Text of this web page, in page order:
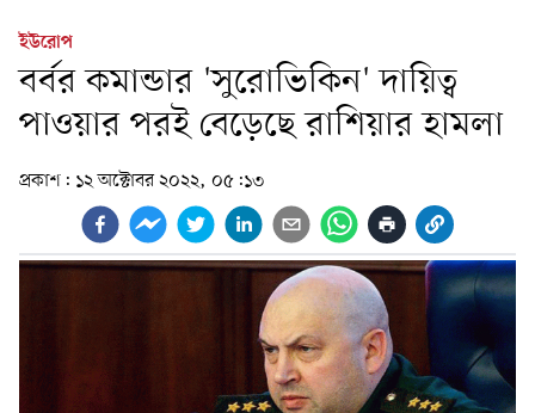
ইউরোপ
বর্বর কমান্ডার 'সুরোভিকিন' দায়িত্ব
পাওয়ার পরই বেড়েছে রাশিয়ার হামলা
প্রকাশ: ১২ অক্টোবর ২০২২, ০৫:১৩